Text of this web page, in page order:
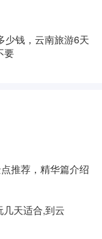
少钱，云南旅游6天
要
推荐，精华篇介绍
天适合,到云